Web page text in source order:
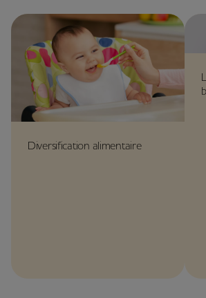
Diversification alimentaire